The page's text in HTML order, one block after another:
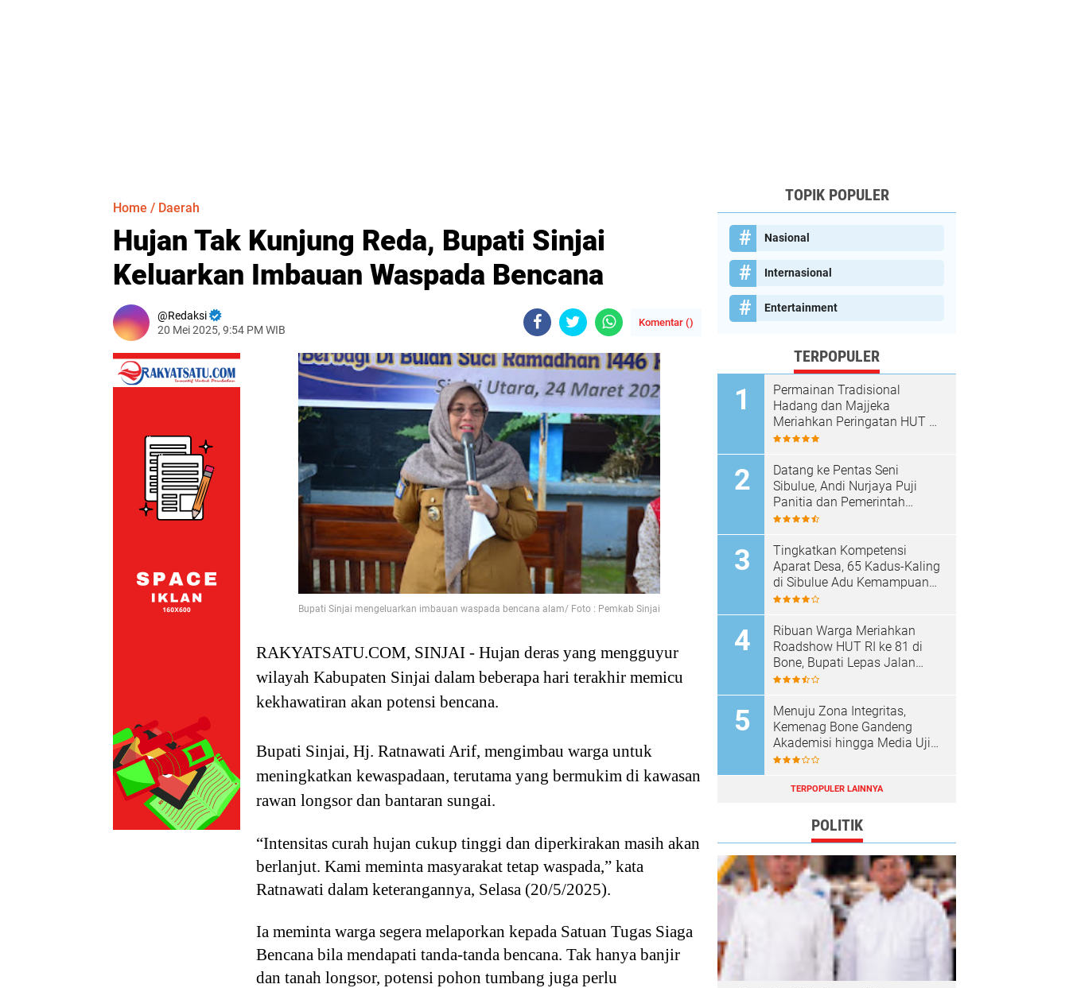
Home / Daerah
Hujan Tak Kunjung Reda, Bupati Sinjai
Keluarkan Imbauan Waspada Bencana
Redaksi
20 Mei 2025, 9:54 PM WIB
Komentar ()
Bupati Sinjai mengeluarkan imbauan waspada bencana alam/ Foto : Pemkab Sinjai
RAKYATSATU.COM, SINJAI - Hujan deras yang mengguyur
wilayah Kabupaten Sinjai dalam beberapa hari terakhir memicu
kekhawatiran akan potensi bencana.
Bupati Sinjai, Hj. Ratnawati Arif, mengimbau warga untuk
meningkatkan kewaspadaan, terutama yang bermukim di kawasan
rawan longsor dan bantaran sungai.
“Intensitas curah hujan cukup tinggi dan diperkirakan masih akan
berlanjut. Kami meminta masyarakat tetap waspada,” kata
Ratnawati dalam keterangannya, Selasa (20/5/2025).
Ia meminta warga segera melaporkan kepada Satuan Tugas Siaga
Bencana bila mendapati tanda-tanda bencana. Tak hanya banjir
dan tanah longsor, potensi pohon tumbang juga perlu
TOPIK POPULER
Nasional
Internasional
Entertainment
TERPOPULER
Permainan Tradisional
Hadang dan Majjeka
Meriahkan Peringatan HUT RI
di Sibulue
Datang ke Pentas Seni
Sibulue, Andi Nurjaya Puji
Panitia dan Pemerintah
Kecamatan
Tingkatkan Kompetensi
Aparat Desa, 65 Kadus-Kaling
di Sibulue Adu Kemampuan
Berpidato
Ribuan Warga Meriahkan
Roadshow HUT RI ke 81 di
Bone, Bupati Lepas Jalan
Santai
Menuju Zona Integritas,
Kemenag Bone Gandeng
Akademisi hingga Media Uji
Standar Pelayanan
TERPOPULER LAINNYA
POLITIK